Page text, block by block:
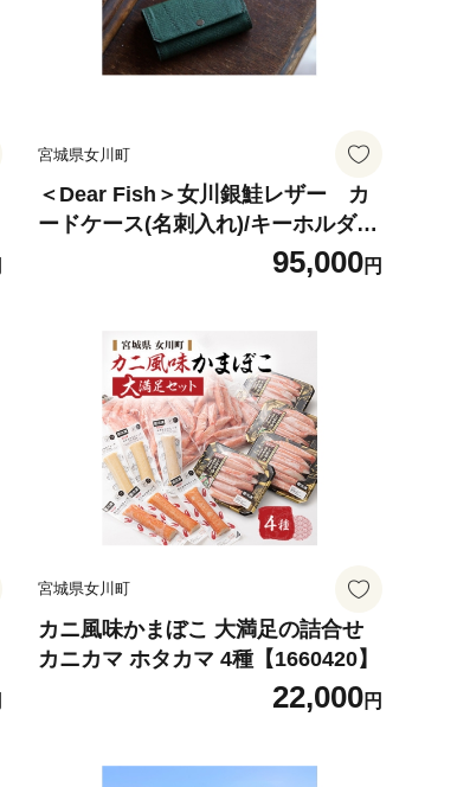
宮城県女川町
＜Dear Fish＞女川銀鮭レザー カ
ードケース(名刺入れ)/キーホルダー
セット Color:深碧【1704849】
95,000円
宮城県女川町
カニ風味かまぼこ 大満足の詰合せ
カニカマ ホタカマ 4種【1660420】
22,000円